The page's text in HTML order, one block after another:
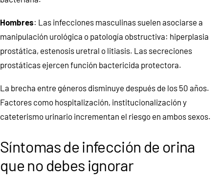
Hombres: Las infecciones masculinas suelen asociarse a
manipulación urológica o patología obstructiva: hiperplasia
prostática, estenosis uretral o litiasis. Las secreciones
prostáticas ejercen función bactericida protectora.
La brecha entre géneros disminuye después de los 50 años.
Factores como hospitalización, institucionalización y
cateterismo urinario incrementan el riesgo en ambos sexos.
Síntomas de infección de orina
que no debes ignorar